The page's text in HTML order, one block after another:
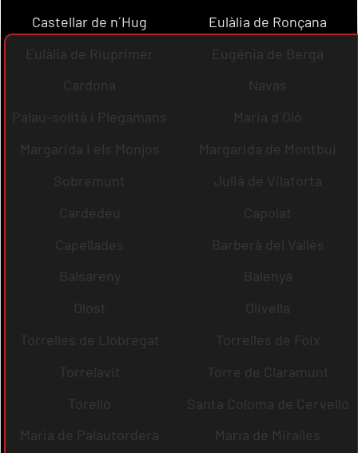
Castellar de n´Hug
Eulàlia de Ronçana
Eulàlia de Riuprimer
Eugènia de Berga
Cardona
Navas
Palau-solità i Plegamans
Maria d´Oló
Margarida i els Monjos
Margarida de Montbui
Sobremunt
Julià de Vilatorta
Cardedeu
Capolat
Capellades
Barberà del Vallès
Balsareny
Balenyà
Olost
Olivella
Torrelles de Llobregat
Torrelles de Foix
Torrelavit
Torre de Claramunt
Torelló
Santa Coloma de Cervelló
Maria de Palautordera
Maria de Miralles